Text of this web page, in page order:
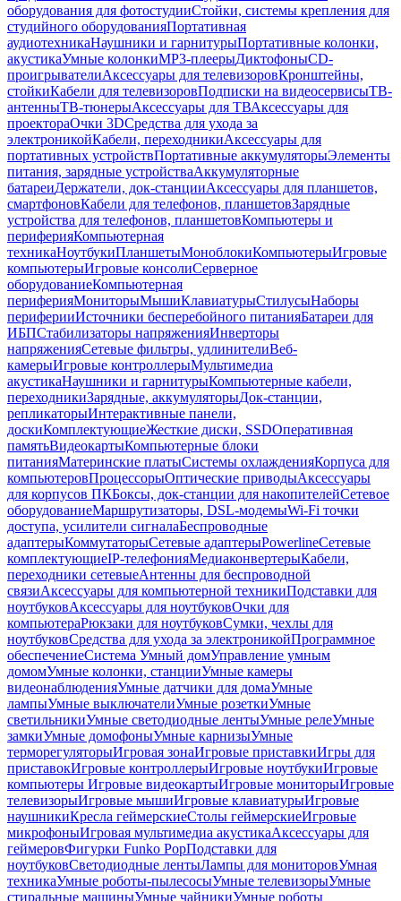
оборудования для фотостудииСтойки, системы крепления для
студийного оборудованияПортативная
аудиотехникаНаушники и гарнитурыПортативные колонки,
акустикаУмные колонкиMP3-плеерыДиктофоныCD-
проигрывателиАксессуары для телевизоровКронштейны,
стойкиКабели для телевизоровПодписки на видеосервисыТВ-
антенныТВ-тюнерыАксессуары для ТВАксессуары для
проектораОчки 3DСредства для ухода за
электроникойКабели, переходникиАксессуары для
портативных устройствПортативные аккумуляторыЭлементы
питания, зарядные устройстваАккумуляторные
батареиДержатели, док-станцииАксессуары для планшетов,
смартфоновКабели для телефонов, планшетовЗарядные
устройства для телефонов, планшетовКомпьютеры и
периферияКомпьютерная
техникаНоутбукиПланшетыМоноблокиКомпьютерыИгровые
компьютерыИгровые консолиСерверное
оборудованиеКомпьютерная
периферияМониторыМышиКлавиатурыСтилусыНаборы
периферииИсточники бесперебойного питанияБатареи для
ИБПСтабилизаторы напряженияИнверторы
напряженияСетевые фильтры, удлинителиВеб-
камерыИгровые контроллерыМультимедиа
акустикаНаушники и гарнитурыКомпьютерные кабели,
переходникиЗарядные, аккумуляторыДок-станции,
репликаторыИнтерактивные панели,
доскиКомплектующиеЖесткие диски, SSDОперативная
памятьВидеокартыКомпьютерные блоки
питанияМатеринские платыСистемы охлажденияКорпуса для
компьютеровПроцессорыОптические приводыАксессуары
для корпусов ПКБоксы, док-станции для накопителейСетевое
оборудованиеМаршрутизаторы, DSL-модемыWi-Fi точки
доступа, усилители сигналаБеспроводные
адаптерыКоммутаторыСетевые адаптерыPowerlineСетевые
комплектующиеIP-телефонияМедиаконвертерыКабели,
переходники сетевыеАнтенны для беспроводной
связиАксессуары для компьютерной техникиПодставки для
ноутбуковАксессуары для ноутбуковОчки для
компьютераРюкзаки для ноутбуковСумки, чехлы для
ноутбуковСредства для ухода за электроникойПрограммное
обеспечениеСистема Умный домУправление умным
домомУмные колонки, станцииУмные камеры
видеонаблюденияУмные датчики для домаУмные
лампыУмные выключателиУмные розеткиУмные
светильникиУмные светодиодные лентыУмные релеУмные
замкиУмные домофоныУмные карнизыУмные
терморегуляторыИгровая зонаИгровые приставкиИгры для
приставокИгровые контроллерыИгровые ноутбукиИгровые
компьютеры Игровые видеокартыИгровые мониторыИгровые
телевизорыИгровые мышиИгровые клавиатурыИгровые
наушникиКресла геймерскиеСтолы геймерскиеИгровые
микрофоныИгровая мультимедиа акустикаАксессуары для
геймеровФигурки Funko PopПодставки для
ноутбуковСветодиодные лентыЛампы для мониторовУмная
техникаУмные роботы-пылесосыУмные телевизорыУмные
стиральные машиныУмные чайникиУмные роботы